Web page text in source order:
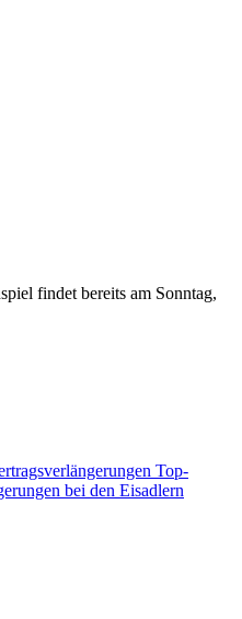
findet bereits am Sonntag,
Top-
bei den Eisadlern